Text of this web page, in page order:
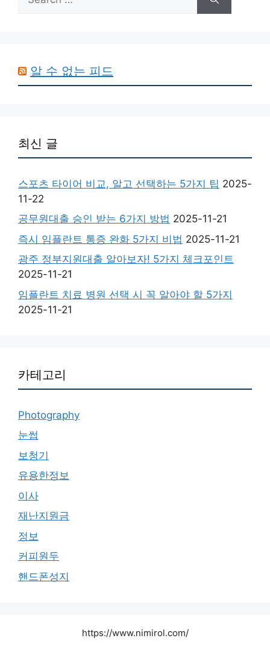
for:
알 수 없는 피드
최신 글
스포츠 타이어 비교, 알고 선택하는 5가지 팁 2025-
11-22
공무원대출 승인 받는 6가지 방법 2025-11-21
즉시 임플란트 통증 완화 5가지 비법 2025-11-21
광주 정부지원대출 알아보자! 5가지 체크포인트
2025-11-21
임플란트 치료 병원 선택 시 꼭 알아야 할 5가지
2025-11-21
카테고리
Photography
눈썹
보청기
유용한정보
이사
재난지원금
정보
커피원두
핸드폰성지
https://www.nimirol.com/